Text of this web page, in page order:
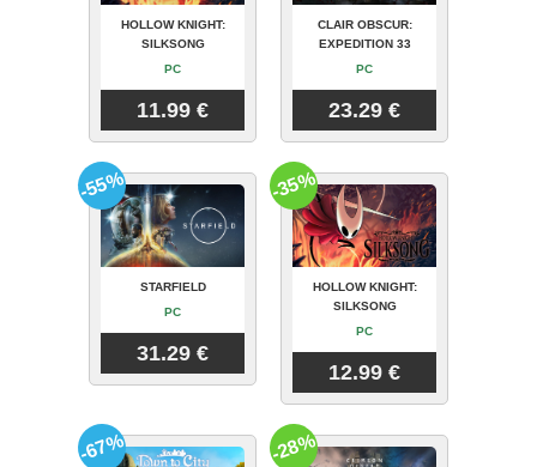
HOLLOW KNIGHT:
SILKSONG
PC
11.99 €
CLAIR OBSCUR:
EXPEDITION 33
PC
23.29 €
STARFIELD
PC
31.29 €
-55%
HOLLOW KNIGHT:
SILKSONG
PC
12.99 €
-35%
-67% -28%